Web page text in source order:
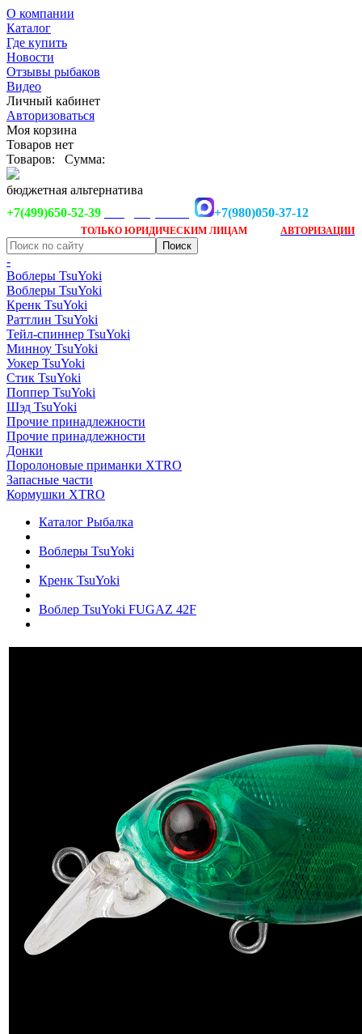
О компании
Каталог
Где купить
Новости
Отзывы рыбаков
Видео
Личный кабинет
Авторизоваться
Моя корзина
Товаров нет
Товаров:
Сумма:
бюджетная альтернатива
+7(499)650-52-39
+7(980)050-37-12
ТОЛЬКО ЮРИДИЧЕСКИМ ЛИЦАМ АВТОРИЗАЦИИ
-
Воблеры TsuYoki
Воблеры TsuYoki
Кренк TsuYoki
Раттлин TsuYoki
Тейл-спиннер TsuYoki
Минноу TsuYoki
Уокер TsuYoki
Стик TsuYoki
Поппер TsuYoki
Шэд TsuYoki
Прочие принадлежности
Прочие принадлежности
Донки
Поролоновые приманки XTRO
Запасные части
Кормушки XTRO
Каталог Рыбалка
Воблеры TsuYoki
Кренк TsuYoki
Воблер TsuYoki FUGAZ 42F